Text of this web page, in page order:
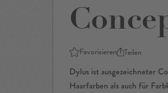
Favorisieren Teilen
Dylus ist ausgezeichneter
Haarfarben als auch für